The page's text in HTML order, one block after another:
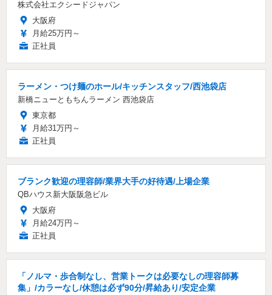
株式会社エクシードジャパン
大阪府
月給25万円～
正社員
ラーメン・つけ麺のホール/キッチンスタッフ/西池袋店
新橋ニューともちんラーメン 西池袋店
東京都
月給31万円～
正社員
ブランク歓迎の理容師/業界大手の好待遇/上場企業
QBハウス新大阪阪急ビル
大阪府
月給24万円～
正社員
「ノルマ・歩合制なし、営業トークは必要なしの理容師募
集」/カラーなし/休憩は必ず90分/昇給あり/安定企業